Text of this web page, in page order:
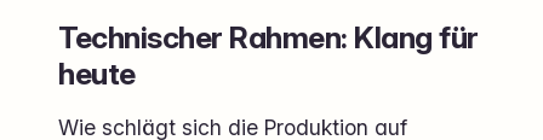
Technischer Rahmen: Klang für
heute
Wie schlägt sich die Produktion auf